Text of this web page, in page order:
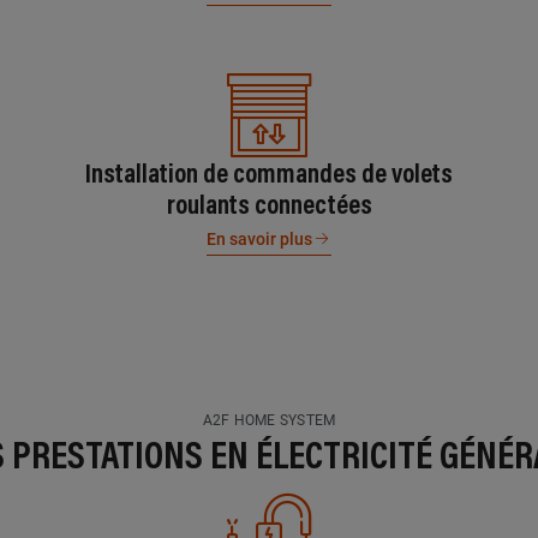
Installation de commandes de volets
roulants connectées
En savoir plus
A2F HOME SYSTEM
PRESTATIONS EN ÉLECTRICITÉ